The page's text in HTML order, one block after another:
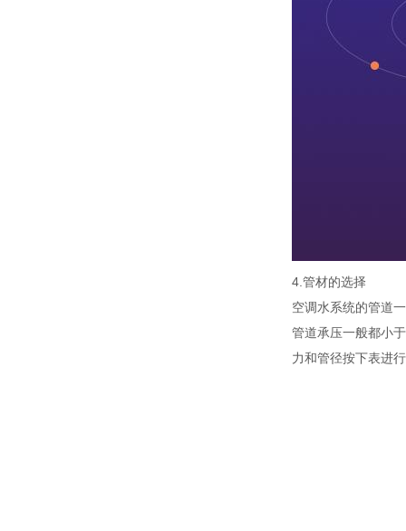
4.管材的选择
空调水系统的管道
管道承压一般都小
力和管径按下表进